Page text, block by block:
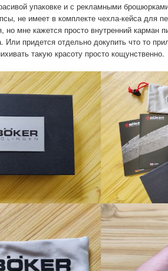
упаковке и с рекламными
не имеет в комплекте чехла-кейса для
но мне кажется просто внутренний карман
Или придется отдельно докупить что то
такую красоту просто кощунственно.